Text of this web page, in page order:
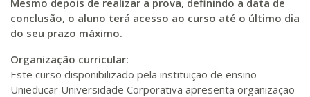
Mesmo depois de realizar a prova, definindo a data de
conclusão, o aluno terá acesso ao curso até o último dia
do seu prazo máximo.
Organização curricular:
Este curso disponibilizado pela instituição de ensino
Unieducar Universidade Corporativa apresenta organização